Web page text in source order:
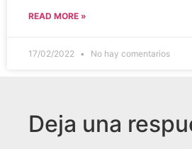
READ MORE »
17/02/2022 No hay comentarios
Deja una